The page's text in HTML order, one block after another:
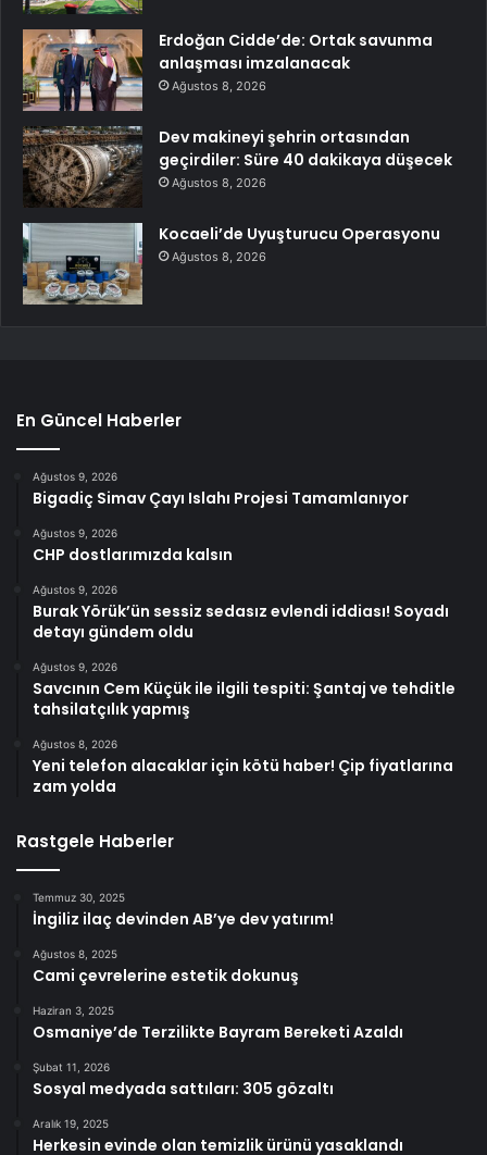
Erdoğan Cidde’de: Ortak savunma
anlaşması imzalanacak
Ağustos 8, 2026
Dev makineyi şehrin ortasından
geçirdiler: Süre 40 dakikaya düşecek
Ağustos 8, 2026
Kocaeli’de Uyuşturucu Operasyonu
Ağustos 8, 2026
En Güncel Haberler
Ağustos 9, 2026
Bigadiç Simav Çayı Islahı Projesi Tamamlanıyor
Ağustos 9, 2026
CHP dostlarımızda kalsın
Ağustos 9, 2026
Burak Yörük’ün sessiz sedasız evlendi iddiası! Soyadı
detayı gündem oldu
Ağustos 9, 2026
Savcının Cem Küçük ile ilgili tespiti: Şantaj ve tehditle
tahsilatçılık yapmış
Ağustos 8, 2026
Yeni telefon alacaklar için kötü haber! Çip fiyatlarına
zam yolda
Rastgele Haberler
Temmuz 30, 2025
İngiliz ilaç devinden AB’ye dev yatırım!
Ağustos 8, 2025
Cami çevrelerine estetik dokunuş
Haziran 3, 2025
Osmaniye’de Terzilikte Bayram Bereketi Azaldı
Şubat 11, 2026
Sosyal medyada sattıları: 305 gözaltı
Aralık 19, 2025
Herkesin evinde olan temizlik ürünü yasaklandı